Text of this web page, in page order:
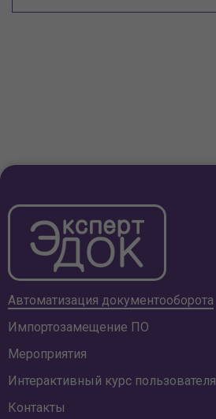
Автоматизация документооборота
Импортозамещение ПО
Мероприятия
Интерактивный курс пользователя
Контакты